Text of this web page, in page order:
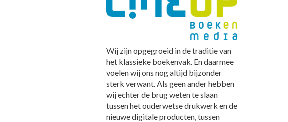
Wij zijn opgegroeid in de traditie van
het klassieke boekenvak. En daarmee
voelen wij ons nog altijd bijzonder
sterk verwant. Als geen ander hebben
wij echter de brug weten te slaan
tussen het ouderwetse drukwerk en de
nieuwe digitale producten, tussen